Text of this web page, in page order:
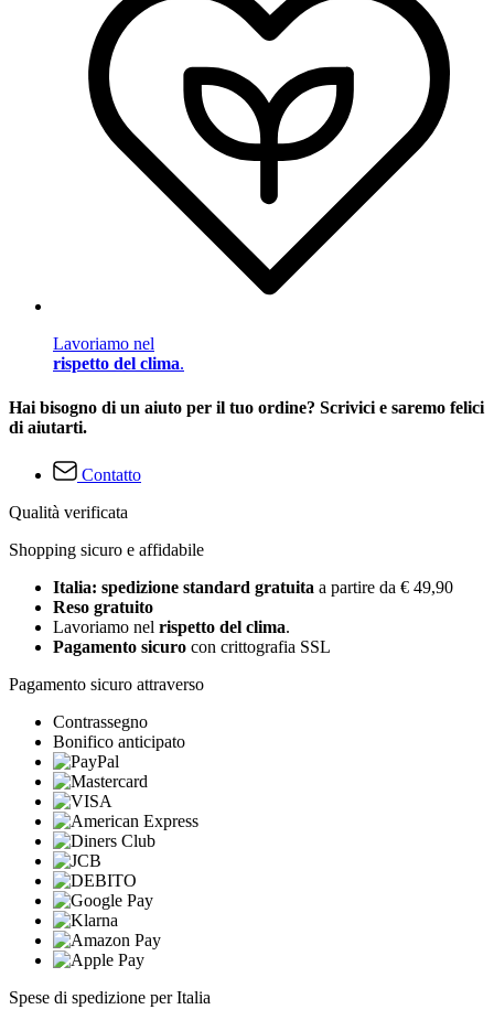
Lavoriamo nel
rispetto del clima.
Hai bisogno di un aiuto per il tuo ordine? Scrivici e saremo felici
di aiutarti.
Contatto
Qualità verificata
Shopping sicuro e affidabile
Italia: spedizione standard gratuita a partire da € 49,90
Reso gratuito
Lavoriamo nel rispetto del clima.
Pagamento sicuro con crittografia SSL
Pagamento sicuro attraverso
Contrassegno
Bonifico anticipato
Spese di spedizione per Italia